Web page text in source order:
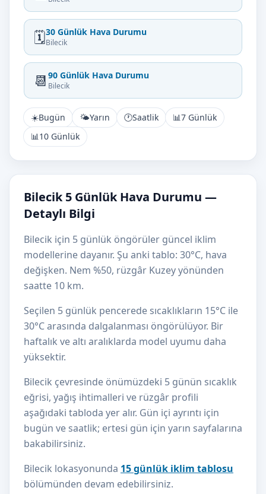
🗓️30 Günlük Hava Durumu
Bilecik
📆 90 Günlük Hava Durumu
Bilecik
☀️Bugün 🌤️Yarın 🕐Saatlik 📊7 Günlük
📊10 Günlük
Bilecik 5 Günlük Hava Durumu —
Detaylı Bilgi
Bilecik için 5 günlük öngörüler güncel iklim
modellerine dayanır. Şu anki tablo: 30°C, hava
değişken. Nem %50, rüzgâr Kuzey yönünden
saatte 10 km.
Seçilen 5 günlük pencerede sıcaklıkların 15°C ile
30°C arasında dalgalanması öngörülüyor. Bir
haftalık ve altı aralıklarda model uyumu daha
yüksektir.
Bilecik çevresinde önümüzdeki 5 günün sıcaklık
eğrisi, yağış ihtimalleri ve rüzgâr profili
aşağıdaki tabloda yer alır. Gün içi ayrıntı için
bugün ve saatlik; ertesi gün için yarın sayfalarına
bakabilirsiniz.
Bilecik lokasyonunda 15 günlük iklim tablosu
bölümünden devam edebilirsiniz.